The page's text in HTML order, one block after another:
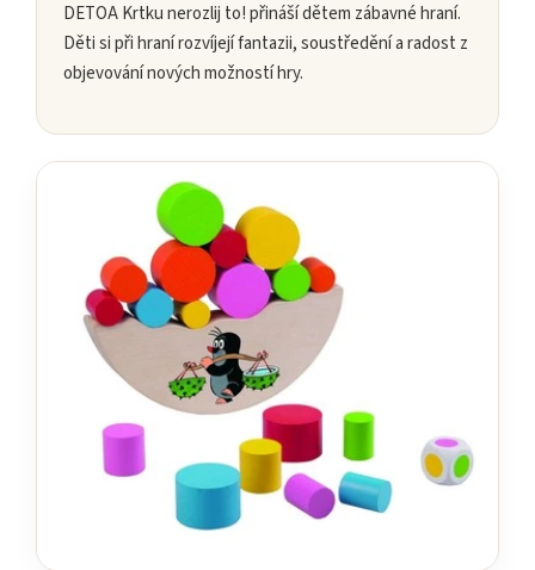
DETOA Krtku nerozlij to! přináší dětem zábavné hraní.
Děti si při hraní rozvíjejí fantazii, soustředění a radost z
objevování nových možností hry.